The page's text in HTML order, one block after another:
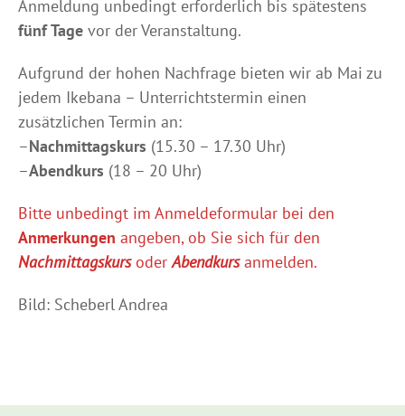
Anmeldung unbedingt erforderlich bis spätestens
fünf Tage vor der Veranstaltung.
Aufgrund der hohen Nachfrage bieten wir ab Mai zu
jedem Ikebana – Unterrichtstermin einen
zusätzlichen Termin an:
–Nachmittagskurs (15.30 – 17.30 Uhr)
–Abendkurs (18 – 20 Uhr)
Bitte unbedingt im Anmeldeformular bei den
Anmerkungen angeben, ob Sie sich für den
Nachmittagskurs oderAbendkursanmelden.
Bild: Scheberl Andrea